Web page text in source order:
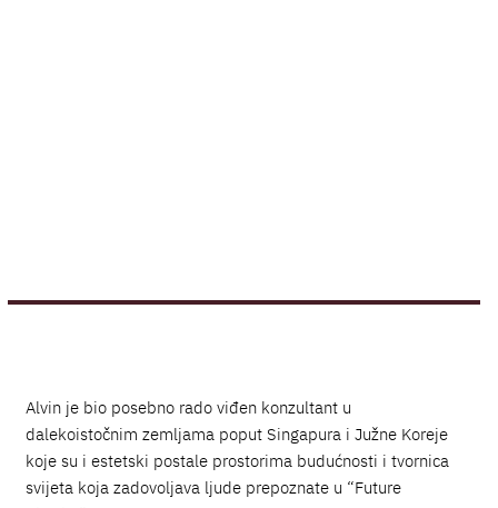
Alvin je bio posebno rado viđen konzultant u
dalekoistočnim zemljama poput Singapura i Južne Koreje
koje su i estetski postale prostorima budućnosti i tvornica
svijeta koja zadovoljava ljude prepoznate u “Future